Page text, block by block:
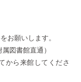
お願いします。
図書館直通）
から来館してくださ